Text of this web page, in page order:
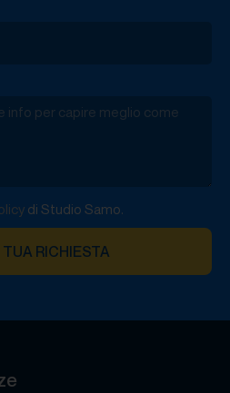
di Studio Samo.
RICHIESTA